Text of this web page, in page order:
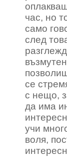
час, но
само
след
се
с нещо,
да има
учи
воля,